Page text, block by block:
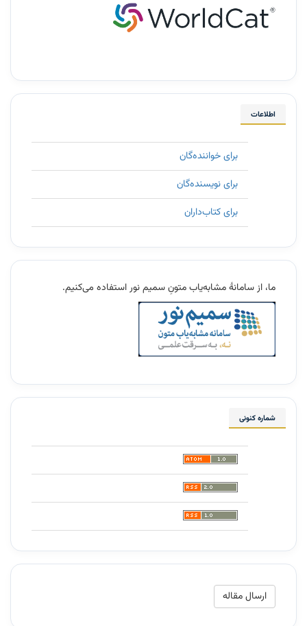
اطلاعات
برای خواننده‌گان
برای نویسنده‌گان
برای کتاب‌داران
11
ما، از سامانۀ مشابه‌یاب متونِ سمیم نور استفاده می‌کنیم.
شماره کنونی
ارسال
مقاله
ارسال مقاله